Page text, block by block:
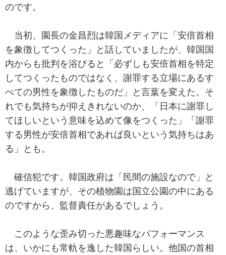
のです。
当初、園長の金昌烈は韓国メディアに「安倍首相
を象徴してつくった」と話していましたが、韓国国
内からも批判を浴びると「必ずしも安倍首相を特定
してつくったものではなく、謝罪する立場にあるす
べての男性を象徴したものだ」と言葉を変えた。そ
れでも気持ちが抑えきれないのか、「日本に謝罪し
てほしいという意味を込めて像をつくった」「謝罪
する男性が安倍首相であれば良いという気持ちはあ
る」とも。
確信犯です。韓国政府は「民間の施設なので」と
逃げていますが、その植物園は国立公園の中にある
のですから、監督責任があるでしょう。
このような歪み切った悪趣味なパフォーマンス
は、いかにも常軌を逸した韓国らしい。他国の首相